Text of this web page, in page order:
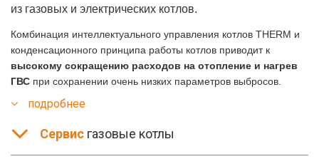
из газовых и электрических котлов.
Комбинация интеллектуального управления котлов THERM и
конденсационного принципа работы котлов приводит к
высокому сокращению расходов на отопление и нагрев
ГВС при сохранении очень низких параметров выбросов.
подробнее
Сервис газовые котлы